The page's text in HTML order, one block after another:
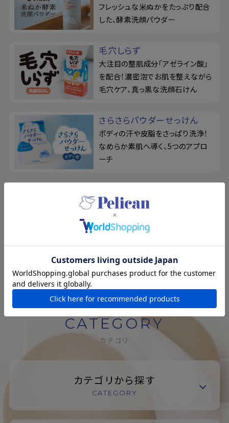
フレッシュな米ぬかをたっぷり配合
した、酵素洗顔パウダー
毛穴しらず
大注目の整肌成分「アゼライン酸」
を配合！濃密泡でお肌を整えながら
毛穴ケア、真っ黒な洗顔石けん
さらさらパウダーせっけん
ボディの汗や皮脂をさっぱり洗浄！
なめらか素肌へ導く、5つのアプロ
ーチ
100人のユーザーの意見を取り入れ
て開発！メイクも落とせる、洗顔せっ
けん＆洗顔ブラシ
CATEGORY
カテゴリ
カテゴリから探す
CATEGORY